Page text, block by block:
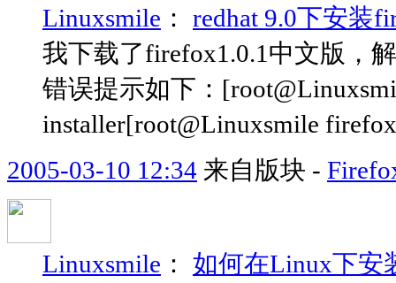
Linuxsmile ： redhat 9.0下安装
我下载了firefox1.0.1中文版，
错误提示如下：
installer[root@Linuxsmile
2005-03-10 12:34 来自版块 -
Linuxsmile ： 如何在Linux下安